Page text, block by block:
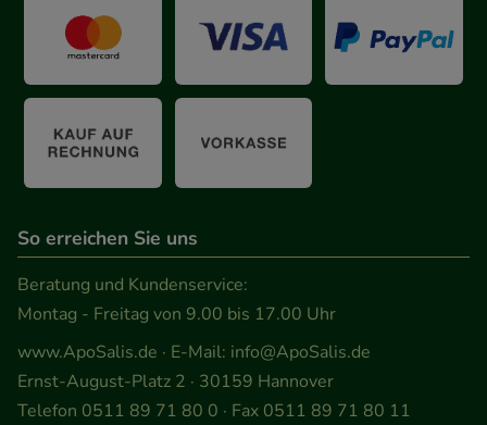
So erreichen Sie uns
Beratung und Kundenservice:
Montag - Freitag von 9.00 bis 17.00 Uhr
www.ApoSalis.de · E-Mail: info@ApoSalis.de
Ernst-August-Platz 2 · 30159 Hannover
Telefon 0511 89 71 80 0 · Fax 0511 89 71 80 11